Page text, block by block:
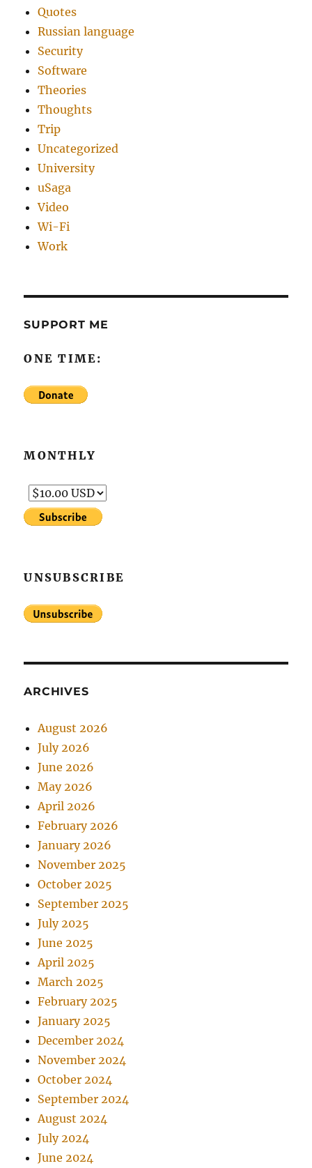
Quotes
Russian language
Security
Software
Theories
Thoughts
Trip
Uncategorized
University
uSaga
Video
Wi-Fi
Work
SUPPORT ME
ONE TIME:
MONTHLY
UNSUBSCRIBE
ARCHIVES
August 2026
July 2026
June 2026
May 2026
April 2026
February 2026
January 2026
November 2025
October 2025
September 2025
July 2025
June 2025
April 2025
March 2025
February 2025
January 2025
December 2024
November 2024
October 2024
September 2024
August 2024
July 2024
June 2024